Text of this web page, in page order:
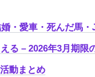
婚・愛車・死んだ馬
る – 2026年3月期限
動まとめ